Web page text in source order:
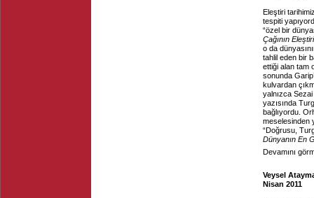
Eleştiri
tespiti
“özel bir
Çağının
o da
tahlil eden bir
ettiği alan tam
sonunda
kulvardan
yalnızca
yazısında
bağlıyordu.
meselesinden
“Doğrusu,
Dünyanın En
Devamını
Veysel
Nisan 2011